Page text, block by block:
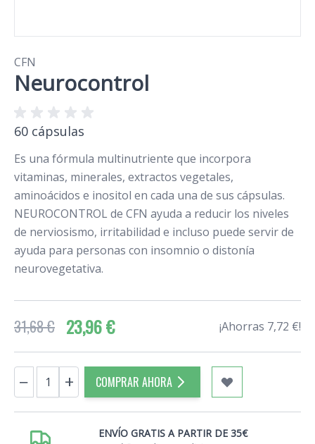
CFN
Neurocontrol
60 cápsulas
Es una fórmula multinutriente que incorpora
vitaminas, minerales, extractos vegetales,
aminoácidos e inositol en cada una de sus cápsulas.
NEUROCONTROL de CFN ayuda a reducir los niveles
de nerviosismo, irritabilidad e incluso puede servir de
ayuda para personas con insomnio o distonía
neurovegetativa.
31,68 € 23,96 € ¡Ahorras 7,72 €!
Cantidad
− + COMPRAR AHORA
ENVÍO GRATIS A PARTIR DE 35€